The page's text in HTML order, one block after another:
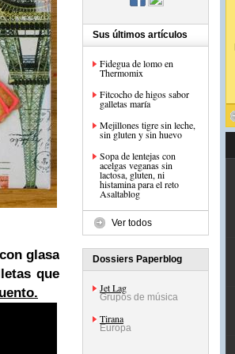
glasa
que
Sus últimos artículos
Fidegua de lomo en
Thermomix
Fitcocho de higos sabor
galletas maría
Mejillones tigre sin leche,
sin gluten y sin huevo
Sopa de lentejas con
acelgas veganas sin
lactosa, gluten, ni
histamina para el reto
Asaltablog
Ver todos
Dossiers Paperblog
Jet Lag
Grupos de música
Tirana
Europa